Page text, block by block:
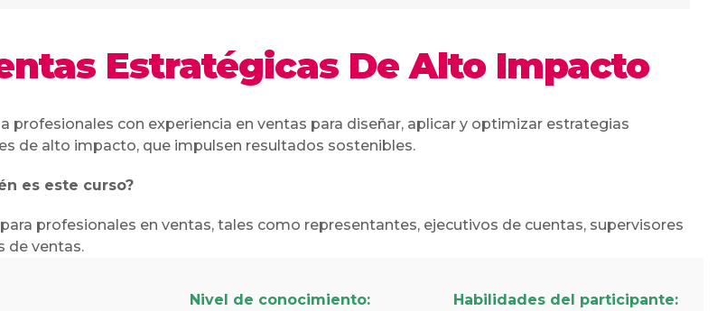
Estratégicas De Alto Impacto
profesionales con experiencia en ventas para diseñar, aplicar y optimizar estrategias
de alto impacto, que impulsen resultados sostenibles.
es este curso?
profesionales en ventas, tales como representantes, ejecutivos de cuentas, supervisores
de ventas.
Nivel de conocimiento:
Habilidades del participante: